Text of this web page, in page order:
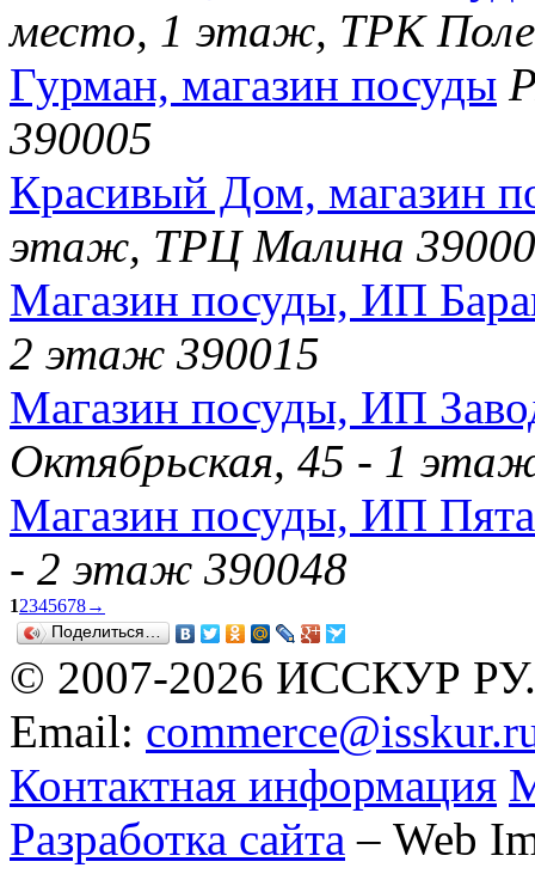
место, 1 этаж, ТРК
Гурман, магазин посуды
390005
Красивый Дом, магазин
этаж, ТРЦ Малина
Магазин посуды, ИП
2 этаж 390015
Магазин посуды, ИП
Октябрьская, 45 - 1
Магазин посуды, ИП
- 2 этаж 390048
12345678→
Поделиться…
© 2007-2026 ИССКУР РУ.
Email:
Контактная информация
Разработка сайта – Web